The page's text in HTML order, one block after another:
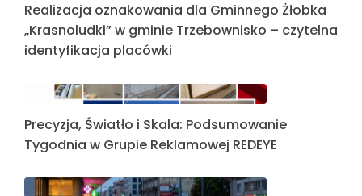
Realizacja oznakowania dla Gminnego Żłobka
„Krasnoludki” w gminie Trzebownisko – czytelna
identyfikacja placówki
Precyzja, Światło i Skala: Podsumowanie
Tygodnia w Grupie Reklamowej REDEYE